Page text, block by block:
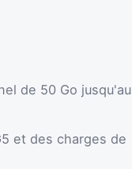
de 50 Go jusqu'au
et des charges de